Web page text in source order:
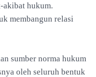
akibat hukum.
membangun relasi
sumber norma hukum
oleh seluruh bentuk